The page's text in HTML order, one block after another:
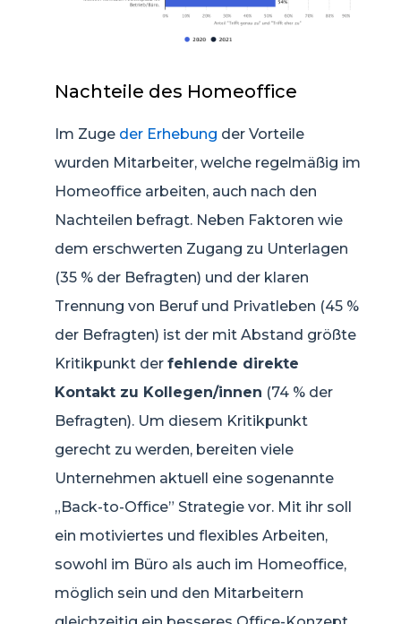
Nachteile des Homeoffice
Im Zuge der Erhebung der Vorteile
wurden Mitarbeiter, welche regelmäßig im
Homeoffice arbeiten, auch nach den
Nachteilen befragt. Neben Faktoren wie
dem erschwerten Zugang zu Unterlagen
(35 % der Befragten) und der klaren
Trennung von Beruf und Privatleben (45 %
der Befragten) ist der mit Abstand größte
Kritikpunkt der fehlende direkte
Kontakt zu Kollegen/innen (74 % der
Befragten). Um diesem Kritikpunkt
gerecht zu werden, bereiten viele
Unternehmen aktuell eine sogenannte
„Back-to-Office” Strategie vor. Mit ihr soll
ein motiviertes und flexibles Arbeiten,
sowohl im Büro als auch im Homeoffice,
möglich sein und den Mitarbeitern